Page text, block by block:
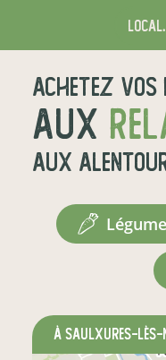
Achetez
aux
aux
à Saulxures-lès-